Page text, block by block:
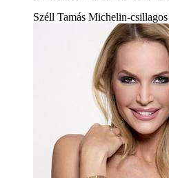
Széll Tamás Michelin-